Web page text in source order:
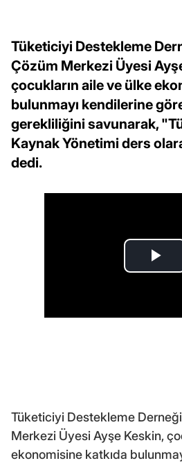
Tüketiciyi Destekleme
Çözüm Merkezi Üyesi
çocukların aile ve ülke
bulunmayı kendilerine
gerekliliğini savunarak,
Kaynak Yönetimi ders
dedi.
Tüketiciyi Destekleme
Merkezi Üyesi Ayşe Keskin,
ekonomisine katkıda